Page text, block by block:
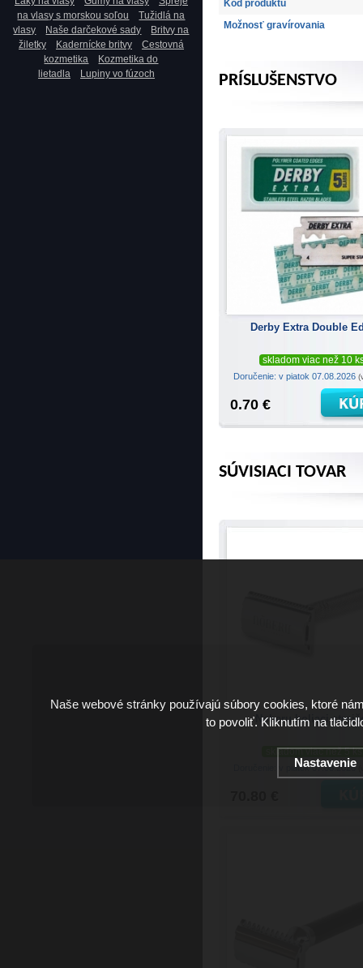
na vlasy s morskou soľou
Tužidlá na
vlasy
Naše darčekové sady
Britvy na
žiletky
Kadernícke britvy
Cestovná
kozmetika
Kozmetika do
lietadla
Lupiny vo fúzoch
Kód produktu
Možnosť gravírovania
PRÍSLUŠENSTVO
Derby Extra Double
skladom viac než 10
Doručenie: v piatok 07.08.2026
0.70 €
SÚVISIACI TOVAR
Noberu holiaci
skladom viac než 5 ks
Doručenie: v piatok 07.08.2026
Naše webové stránky používajú súbory cookies, ktoré
to povoliť. Kliknutím na
Nastavenie